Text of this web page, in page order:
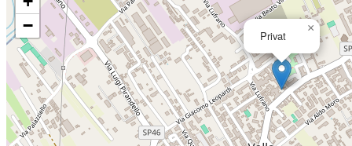
Privat
×
−